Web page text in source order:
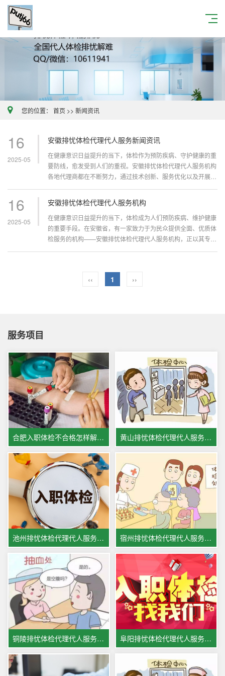
您的位置： 首页 >> 新闻资讯
16
2025-05
安徽排忧体检代理代人服务新闻资讯
在健康意识日益提升的当下，体检作为预防疾病、守护健康的重
要防线，愈发受到人们的重视。安徽排忧体检代理代人服务机构
各地代理商都在不断努力，通过技术创新、服务优化以及开展各
领体检变革芜湖：AI健康管...
16
2025-05
安徽排忧体检代理代人服务机构
在健康意识日益提升的当下，体检成为人们预防疾病、维护健康
的重要手段。在安徽省，有一家致力于为民众提供全面、优质体
检服务的机构——安徽排忧体检代理代人服务机构，正以其专业
‹‹ 1 ››
服务项目
合肥入职体检不合格怎样解决?合肥一些医院体检服务办理攻略 黄山排忧体检代理代人服务中心
池州排忧体检代理代人服务机构 宿州排忧体检代理代人服务公司
铜陵排忧体检代理代人服务集团 阜阳排忧体检代理代人服务中心